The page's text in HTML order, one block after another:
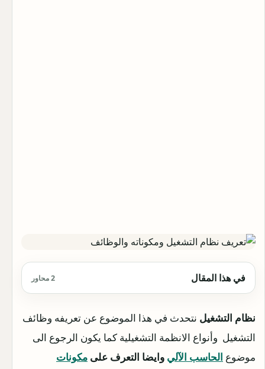
في هذا المقال 2 محاور
نظام التشغيل نتحدث في هذا الموضوع عن تعريفه وظائف
التشغيل وأنواع الانظمة التشغيلية كما يكون الرجوع الى
موضوع الحاسب الآلي وايضا التعرف على مكونات